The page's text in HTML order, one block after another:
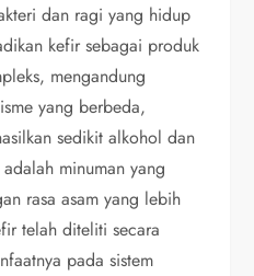
dan ragi yang hidup
kefir sebagai produk
mengandung
yang berbeda,
sedikit alkohol dan
minuman yang
rasa asam yang lebih
telah diteliti secara
pada sistem